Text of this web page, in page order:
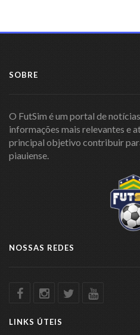
SOBRE
O FutSim é um portal de
informações mais relevantes e
principal objetivo contribuir
piauiense.
NOSSAS REDES
LINKS ÚTEIS